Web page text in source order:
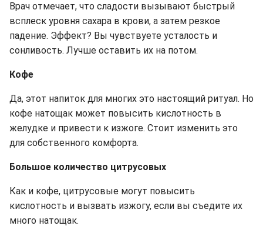
Врач отмечает, что сладости вызывают быстрый
всплеск уровня сахара в крови, а затем резкое
падение. Эффект? Вы чувствуете усталость и
сонливость. Лучше оставить их на потом.
Кофе
Да, этот напиток для многих это настоящий ритуал. Но
кофе натощак может повысить кислотность в
желудке и привести к изжоге. Стоит изменить это
для собственного комфорта.
Большое количество цитрусовых
Как и кофе, цитрусовые могут повысить
кислотность и вызвать изжогу, если вы съедите их
много натощак.